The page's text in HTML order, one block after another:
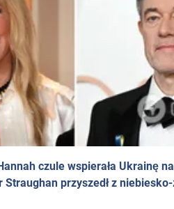
czule wspierała Ukrainę
przyszedł z